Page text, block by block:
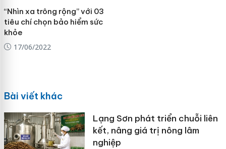
“Nhìn xa trông rộng” với 03
tiêu chí chọn bảo hiểm sức
khỏe
17/06/2022
Bài viết khác
Lạng Sơn phát triển chuỗi liên
kết, nâng giá trị nông lâm
nghiệp